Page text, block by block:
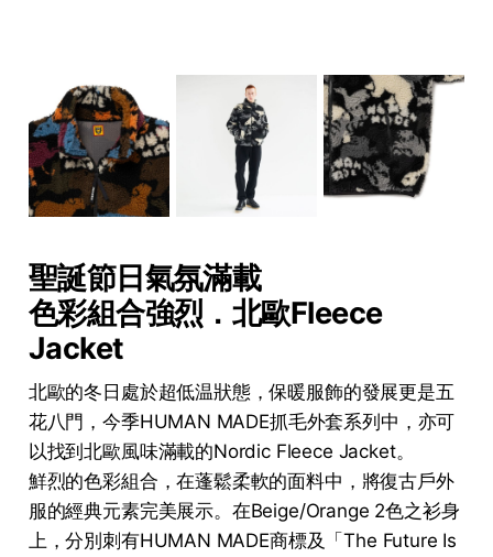
聖誕節日氣氛滿載
色彩組合強烈．北歐Fleece
Jacket
北歐的冬日處於超低温狀態，保暖服飾的發展更是五
花八門，今季HUMAN MADE抓毛外套系列中，亦可
以找到北歐風味滿載的Nordic Fleece Jacket。
鮮烈的色彩組合，在蓬鬆柔軟的面料中，將復古戶外
服的經典元素完美展示。在Beige/Orange 2色之衫身
上，分別刺有HUMAN MADE商標及「The Future Is